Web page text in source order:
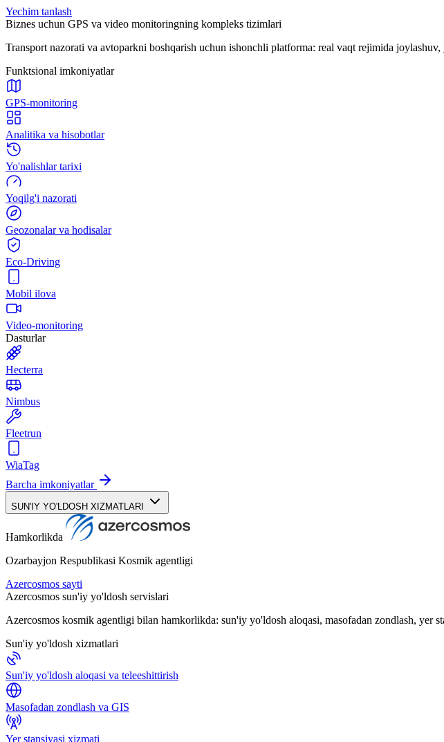
Yechim tanlash
Biznes uchun GPS va video monitoringning kompleks tizimlari
Transport nazorati va avtoparkni boshqarish uchun ishonchli platforma: real vaqt rejimida
Funktsional imkoniyatlar
GPS-monitoring
Analitika va hisobotlar
Yo'nalishlar tarixi
Yoqilg'i nazorati
Geozonalar va hodisalar
Eco-Driving
Mobil ilova
Video-monitoring
Dasturlar
Hecterra
Nimbus
Fleetrun
WiaTag
Barcha imkoniyatlar
SUN'IY YO'LDOSH XIZMATLARI
Hamkorlikda
Ozarbayjon Respublikasi Kosmik agentligi
Azercosmos sayti
Azercosmos sun'iy yo'ldosh servislari
Azercosmos kosmik agentligi bilan hamkorlikda: sun'iy yo'ldosh aloqasi, masofadan zondlash, yer
Sun'iy yo'ldosh xizmatlari
Sun'iy yo'ldosh aloqasi va teleeshittirish
Masofadan zondlash va GIS
Yer stansiyasi xizmati